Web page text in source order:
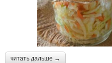
читать дальше →